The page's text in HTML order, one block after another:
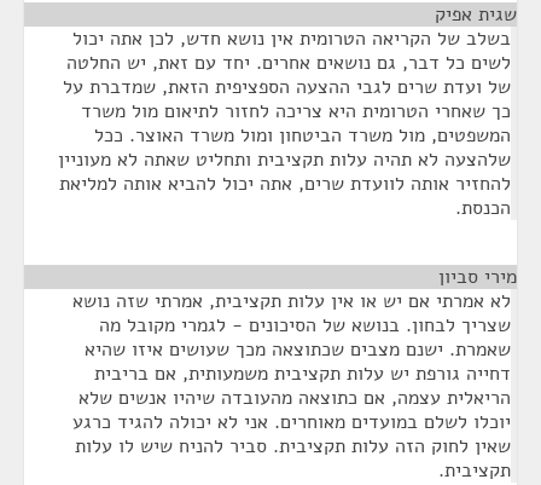
שגית אפיק
בשלב של הקריאה הטרומית אין נושא חדש, לכן אתה יכול
לשים כל דבר, גם נושאים אחרים. יחד עם זאת, יש החלטה
של ועדת שרים לגבי ההצעה הספציפית הזאת, שמדברת על
כך שאחרי הטרומית היא צריכה לחזור לתיאום מול משרד
המשפטים, מול משרד הביטחון ומול משרד האוצר. ככל
שלהצעה לא תהיה עלות תקציבית ותחליט שאתה לא מעוניין
להחזיר אותה לוועדת שרים, אתה יכול להביא אותה למליאת
הכנסת.
מירי סביון
לא אמרתי אם יש או אין עלות תקציבית, אמרתי שזה נושא
שצריך לבחון. בנושא של הסיכונים - לגמרי מקובל מה
שאמרת. ישנם מצבים שכתוצאה מכך שעושים איזו שהיא
דחייה גורפת יש עלות תקציבית משמעותית, אם בריבית
הריאלית עצמה, אם כתוצאה מהעובדה שיהיו אנשים שלא
יוכלו לשלם במועדים מאוחרים. אני לא יכולה להגיד כרגע
שאין לחוק הזה עלות תקציבית. סביר להניח שיש לו עלות
תקציבית.